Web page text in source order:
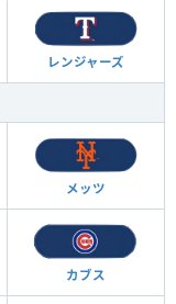
レンジャーズ
メッツ
カブス